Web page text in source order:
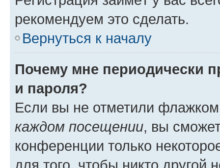
рекомендуем это сделать.
Вернуться к началу
Почему мне периодически
и пароля?
Если вы не отметили
каждом посещении, вы
конференции только
для того, чтобы никто другой